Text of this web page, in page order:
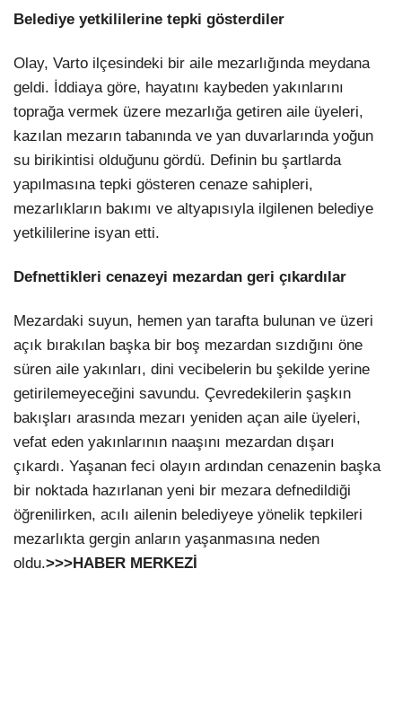
Belediye yetkililerine tepki gösterdiler
Olay, Varto ilçesindeki bir aile mezarlığında meydana
geldi. İddiaya göre, hayatını kaybeden yakınlarını
toprağa vermek üzere mezarlığa getiren aile üyeleri,
kazılan mezarın tabanında ve yan duvarlarında yoğun
su birikintisi olduğunu gördü. Definin bu şartlarda
yapılmasına tepki gösteren cenaze sahipleri,
mezarlıkların bakımı ve altyapısıyla ilgilenen belediye
yetkililerine isyan etti.
Defnettikleri cenazeyi mezardan geri çıkardılar
Mezardaki suyun, hemen yan tarafta bulunan ve üzeri
açık bırakılan başka bir boş mezardan sızdığını öne
süren aile yakınları, dini vecibelerin bu şekilde yerine
getirilemeyeceğini savundu. Çevredekilerin şaşkın
bakışları arasında mezarı yeniden açan aile üyeleri,
vefat eden yakınlarının naaşını mezardan dışarı
çıkardı. Yaşanan feci olayın ardından cenazenin başka
bir noktada hazırlanan yeni bir mezara defnedildiği
öğrenilirken, acılı ailenin belediyeye yönelik tepkileri
mezarlıkta gergin anların yaşanmasına neden
oldu.>>>HABER MERKEZİ